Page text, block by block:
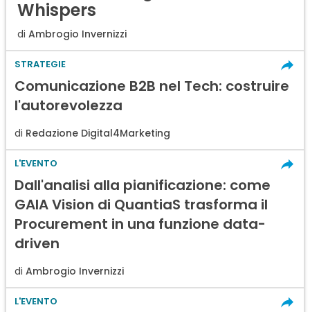
Whispers
di Ambrogio Invernizzi
STRATEGIE
Comunicazione B2B nel Tech: costruire
l'autorevolezza
di Redazione Digital4Marketing
L'EVENTO
Dall'analisi alla pianificazione: come
GAIA Vision di QuantiaS trasforma il
Procurement in una funzione data-
driven
di Ambrogio Invernizzi
L'EVENTO